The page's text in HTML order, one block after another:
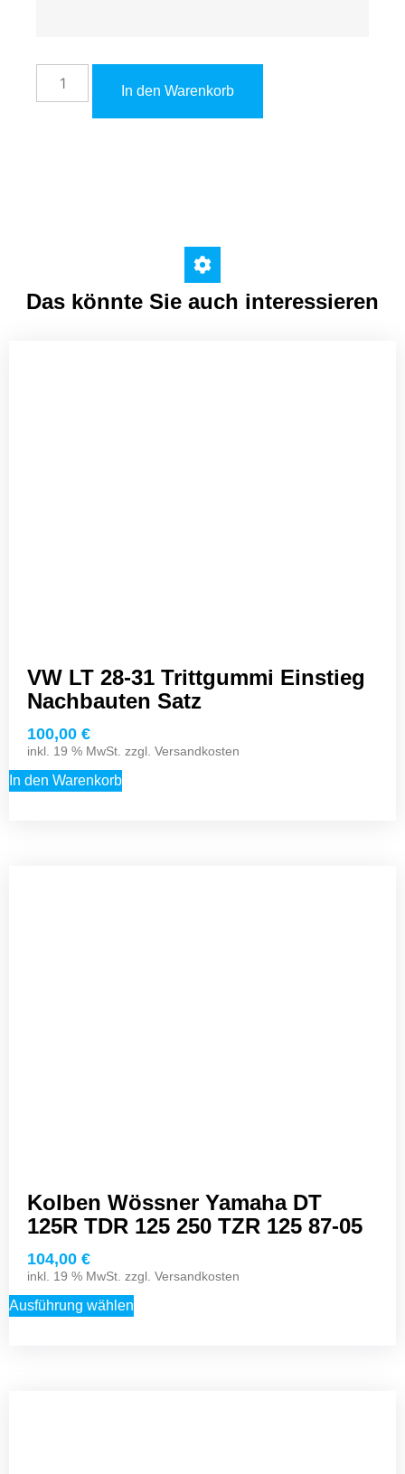
In den Warenkorb
Das könnte Sie auch interessieren
VW LT 28-31 Trittgummi Einstieg
Nachbauten Satz
100,00 €
inkl. 19 % MwSt. zzgl. Versandkosten
In den Warenkorb
Kolben Wössner Yamaha DT
125R TDR 125 250 TZR 125 87-05
104,00 €
inkl. 19 % MwSt. zzgl. Versandkosten
Ausführung wählen